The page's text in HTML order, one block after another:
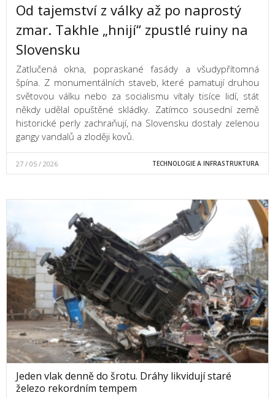
Od tajemství z války až po naprostý
zmar. Takhle „hnijí“ zpustlé ruiny na
Slovensku
Zatlučená okna, popraskané fasády a všudypřítomná
špína. Z monumentálních staveb, které pamatují druhou
světovou válku nebo za socialismu vítaly tisíce lidí, stát
někdy udělal opuštěné skládky. Zatímco sousední země
historické perly zachraňují, na Slovensku dostaly zelenou
gangy vandalů a zloději kovů.
27 / 05 / 2026 TECHNOLOGIE A INFRASTRUKTURA
Jeden vlak denně do šrotu. Dráhy likvidují staré
železo rekordním tempem